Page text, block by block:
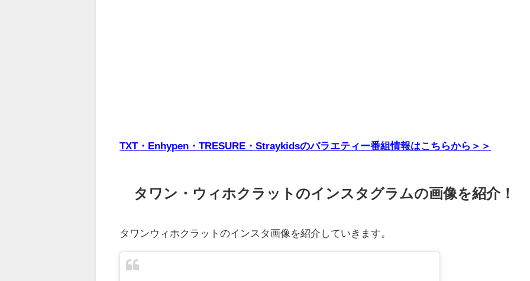
TXT・Enhypen・TRESURE・Straykidsのバラエティー番組情報はこちらから＞＞
タワン・ウィホクラットのインスタグラムの画像を紹介！
タワンウィホクラットのインスタ画像を紹介していきます。